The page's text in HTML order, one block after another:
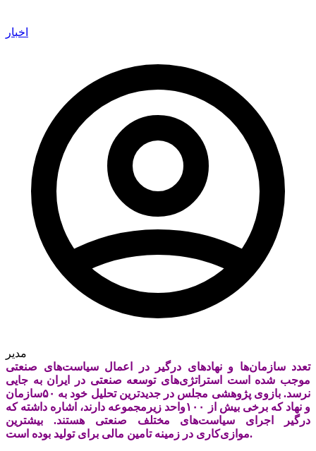
اخبار
مدیر
تعدد سازمان‌ها و نهادهای درگیر در اعمال سیاست‌های صنعتی
موجب شده است استراتژی‌های توسعه صنعتی در ایران به جایی
نرسد. بازوی پژوهشی مجلس در جدیدترین تحلیل خود به ۵۰سازمان
و نهاد که برخی بیش از ۱۰۰واحد زیرمجموعه دارند، اشاره داشته که
درگیر اجرای سیاست‌های مختلف صنعتی هستند. بیشترین
موازی‌کاری در زمینه تامین مالی برای تولید بوده است.